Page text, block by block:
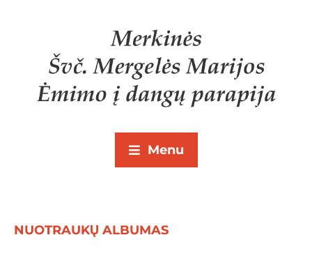
Menu
NUOTRAUKŲ ALBUMAS